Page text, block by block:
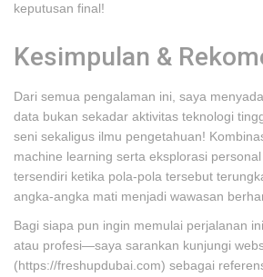
keputusan final!
Kesimpulan &
Dari semua pengalaman ini, saya
data bukan sekadar aktivitas teknologi
seni sekaligus ilmu pengetahuan!
machine learning serta eksplorasi
tersendiri ketika pola-pola tersebut
angka-angka mati menjadi wawasan
Bagi siapa pun ingin memulai perjalanan
atau profesi—saya sarankan kunjungi
(https://freshupdubai.com) sebagai